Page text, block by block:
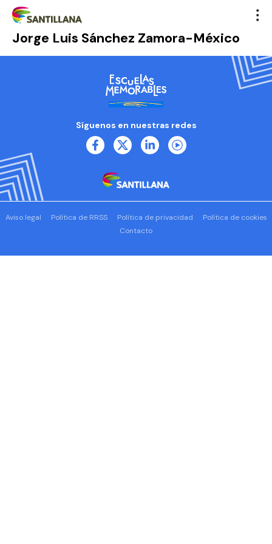
Jorge Luis Sánchez Zamora-México
Síguenos en nuestras redes
Aviso legal Política de RRSS Política de privacidad
Política de cookies
Contacto